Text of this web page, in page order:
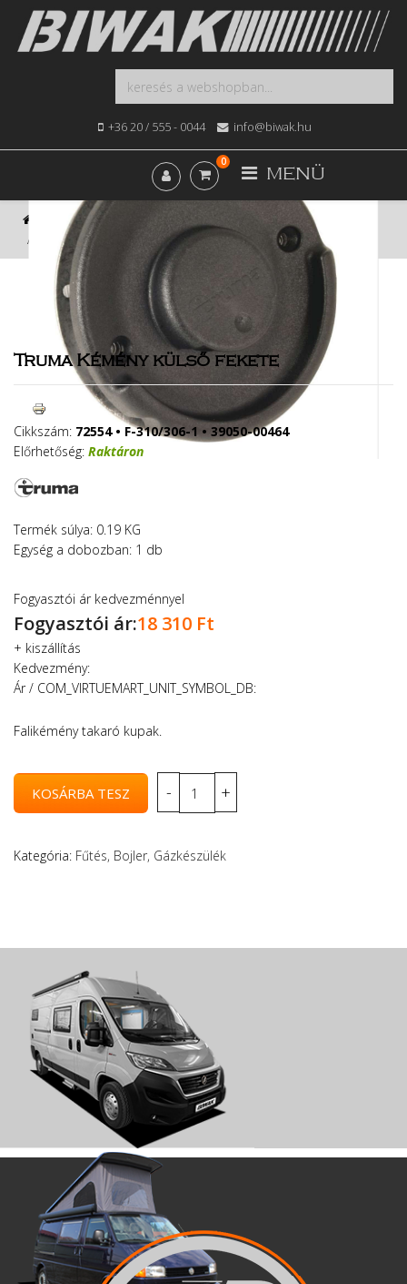
+36 20 / 555 - 0044 info@biwak.hu
MENÜ
0
Kezdőlap
Fűtés, Bojler, Gázkészülék
Truma Kémény külső fekete
Truma Kémény külső fekete
Cikkszám: 72554 • F-310/306-1 • 39050-00464
Előrhetőség: Raktáron
Termék súlya: 0.19 KG
Egység a dobozban: 1 db
Fogyasztói ár kedvezménnyel
Fogyasztói ár:18 310 Ft
+ kiszállítás
Kedvezmény:
Ár / COM_VIRTUEMART_UNIT_SYMBOL_DB:
Falikémény takaró kupak.
Kategória: Fűtés, Bojler, Gázkészülék